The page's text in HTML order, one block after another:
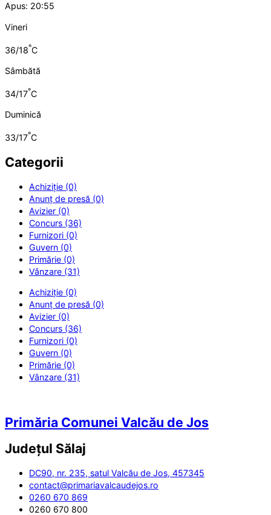
Apus: 20:55
Vineri
36/18°C
Sâmbătă
34/17°C
Duminică
33/17°C
Categorii
Achiziție (0)
Anunț de presă (0)
Avizier (0)
Concurs (36)
Furnizori (0)
Guvern (0)
Primărie (0)
Vânzare (31)
Achiziție (0)
Anunț de presă (0)
Avizier (0)
Concurs (36)
Furnizori (0)
Guvern (0)
Primărie (0)
Vânzare (31)
Primăria Comunei Valcău de Jos
Județul Sălaj
DC90, nr. 235, satul Valcău de Jos, 457345
contact@primariavalcaudejos.ro
0260 670 869
0260 670 800